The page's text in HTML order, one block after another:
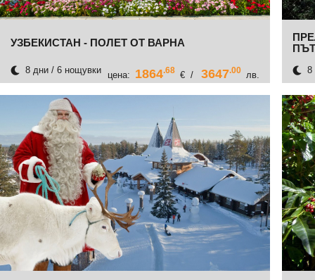
УЗБЕКИСТАН - ПОЛЕТ ОТ ВАРНА
8 дни / 6 нощувки цена: 1864 .68 € / 3647 .00 лв. 8